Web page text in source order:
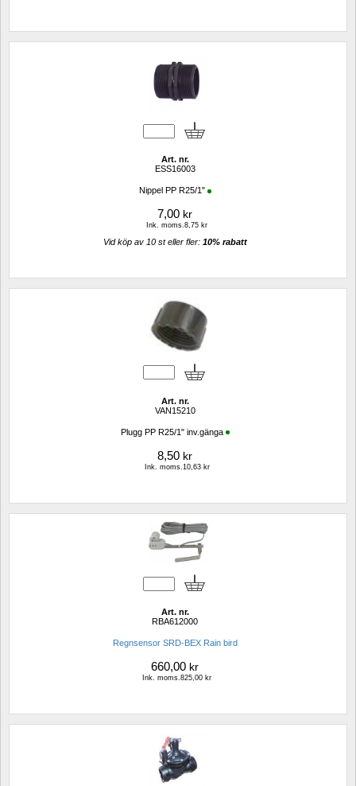
Art. nr.
ESS16003
Nippel PP R25/1"
7,00 kr
Ink. moms.8,75 kr
Vid köp av 10 st eller fler: 10% rabatt
Art. nr.
VAN15210
Plugg PP R25/1" inv.gänga
8,50 kr
Ink. moms.10,63 kr
Art. nr.
RBA612000
Regnsensor SRD-BEX Rain bird
660,00 kr
Ink. moms.825,00 kr